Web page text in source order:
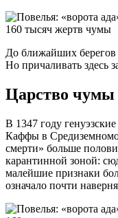
До ближайших
Но причаливать здесь
Царство чумы
В 1347 году
Каффы в
смерти» больше
карантинной зоной:
малейшие признаки
означало почти